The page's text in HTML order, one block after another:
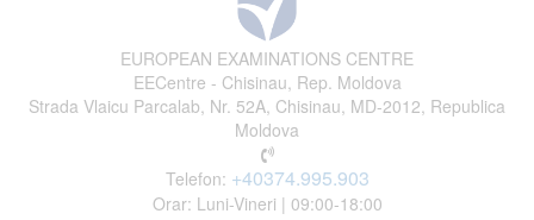
EUROPEAN EXAMINATIONS CENTRE
EECentre - Chisinau, Rep. Moldova
Strada Vlaicu Parcalab, Nr. 52A, Chisinau, MD-2012, Republica
Moldova
Telefon: +40374.995.903
Orar: Luni-Vineri | 09:00-18:00